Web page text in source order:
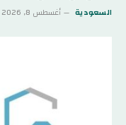
السعودية أغسطس 8, 2026